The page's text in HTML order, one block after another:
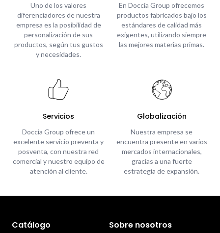
Uno de los valores
diferenciadores de nuestra
empresa es la posibilidad de
personalización de sus
productos, según tus gustos
y necesidades.
En Doccia Group ofrecemos
productos fabricados bajo los
estándares de calidad más
exigentes, utilizando siempre
las mejores materias primas.
Servicios
Doccia Group ofrece un
excelente servicio preventa y
posventa, con nuestra red
comercial y nuestro equipo de
atención al cliente.
Globalización
Nuestra empresa se
encuentra presente en varios
mercados internacionales,
gracias a una fuerte
estrategia de expansión.
Catálogo Sobre nosotros